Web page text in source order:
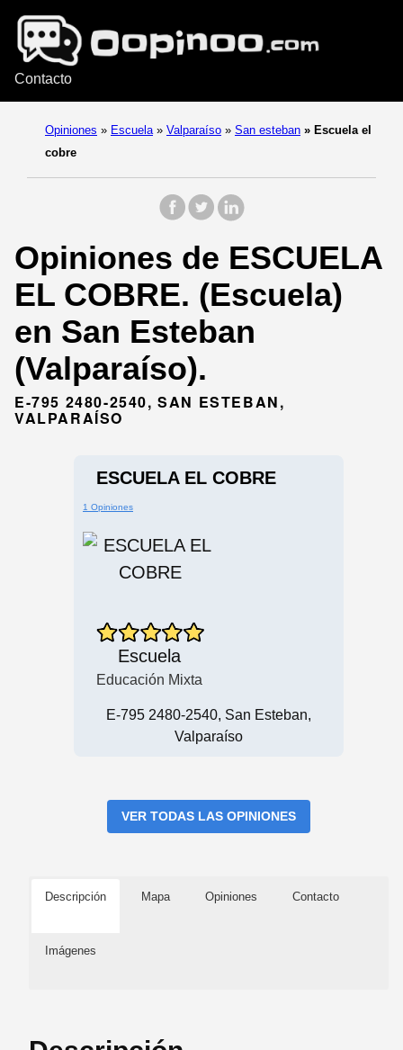
Contacto
Opiniones » Escuela » Valparaíso » San esteban » Escuela el
cobre
Opiniones de ESCUELA
EL COBRE. (Escuela)
en San Esteban
(Valparaíso).
E-795 2480-2540, SAN ESTEBAN,
VALPARAÍSO
ESCUELA EL COBRE
1 Opiniones
Escuela
Educación Mixta
E-795 2480-2540, San Esteban,
Valparaíso
VER TODAS LAS OPINIONES
Descripción Mapa Opiniones Contacto
Imágenes